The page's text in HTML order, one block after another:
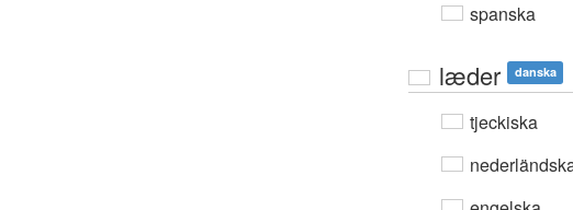
spanska
læder danska
tjeckiska